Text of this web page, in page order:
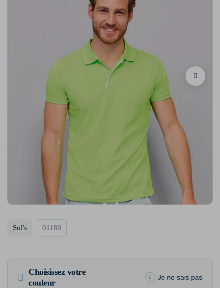
Sol's 01180
Choisissez votre
couleur
Je ne sais pas